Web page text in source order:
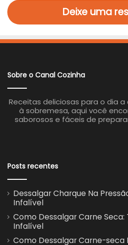
Deixe uma
Sobre o Canal Cozinha
Receitas deliciosas para o dia
à sobremesa, aqui você
saborosos e fáceis de
Posts recentes
Dessalgar Charque Na
Infalível
Como Dessalgar Carne Seca:
Infalível
Como Dessalgar Carne-seca